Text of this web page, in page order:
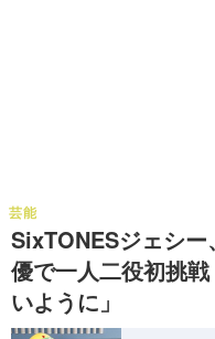
SixTONESジェシ
優で一人二役初挑
いように」
芸能